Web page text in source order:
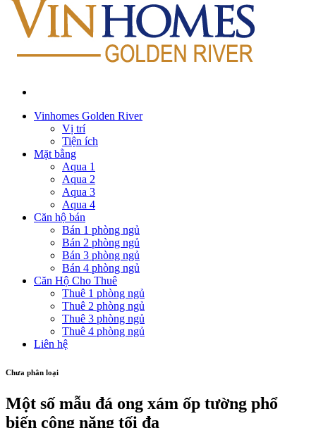
Vinhomes Golden River
Vị trí
Tiện ích
Mặt bằng
Aqua 1
Aqua 2
Aqua 3
Aqua 4
Căn hộ bán
Bán 1 phòng ngủ
Bán 2 phòng ngủ
Bán 3 phòng ngủ
Bán 4 phòng ngủ
Căn Hộ Cho Thuê
Thuê 1 phòng ngủ
Thuê 2 phòng ngủ
Thuê 3 phòng ngủ
Thuê 4 phòng ngủ
Liên hệ
Chưa phân loại
Một số mẫu đá ong xám ốp tường phổ
biến công năng tối đa